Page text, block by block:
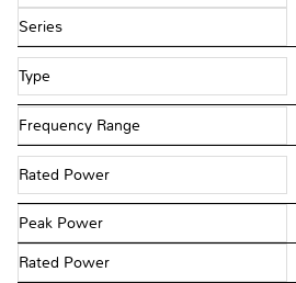
Series
Type
Frequency Range
Rated Power
Peak Power
Rated Power